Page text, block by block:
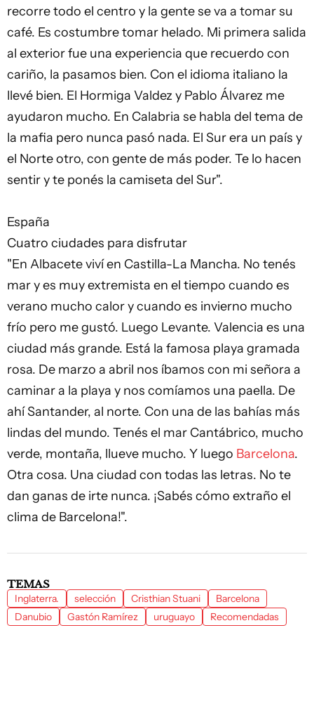
recorre todo el centro y la gente se va a tomar su
café. Es costumbre tomar helado. Mi primera salida
al exterior fue una experiencia que recuerdo con
cariño, la pasamos bien. Con el idioma italiano la
llevé bien. El Hormiga Valdez y Pablo Álvarez me
ayudaron mucho. En Calabria se habla del tema de
la mafia pero nunca pasó nada. El Sur era un país y
el Norte otro, con gente de más poder. Te lo hacen
sentir y te ponés la camiseta del Sur".
España
Cuatro ciudades para disfrutar
"En Albacete viví en Castilla-La Mancha. No tenés
mar y es muy extremista en el tiempo cuando es
verano mucho calor y cuando es invierno mucho
frío pero me gustó. Luego Levante. Valencia es una
ciudad más grande. Está la famosa playa gramada
rosa. De marzo a abril nos íbamos con mi señora a
caminar a la playa y nos comíamos una paella. De
ahí Santander, al norte. Con una de las bahías más
lindas del mundo. Tenés el mar Cantábrico, mucho
verde, montaña, llueve mucho. Y luego Barcelona.
Otra cosa. Una ciudad con todas las letras. No te
dan ganas de irte nunca. ¡Sabés cómo extraño el
clima de Barcelona!".
TEMAS
Inglaterra. selección Cristhian Stuani
Barcelona
Danubio
Gastón Ramírez uruguayo Recomendadas